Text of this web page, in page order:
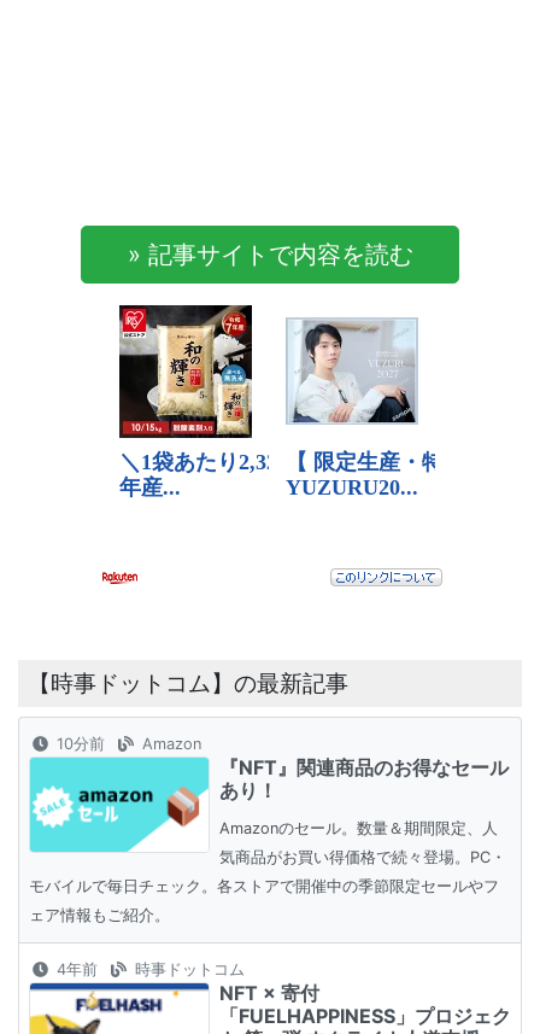
» 記事サイトで内容を読む
【時事ドットコム】の最新記事
10分前 Amazon
『NFT』関連商品のお得なセール
あり！
Amazonのセール。数量＆期間限定、人
気商品がお買い得価格で続々登場。PC・
モバイルで毎日チェック。各ストアで開催中の季節限定セールやフ
ェア情報もご紹介。
4年前 時事ドットコム
NFT × 寄付
「FUELHAPPINESS」プロジェク